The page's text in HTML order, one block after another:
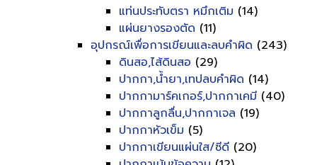
แท่นประทับตรา หมึกเติม (14)
แผ่นยางรองตัด (11)
อุปกรณ์เพื่อการเขียนและลบคำผิด (243)
ดินสอ,ไส้ดินสอ (29)
ปากกา,น้ำยา,เทปลบคำผิด (14)
ปากกามาร์คเกอร์,ปากกาเคมี (40)
ปากกาลูกลื่น,ปากกาเจล (19)
ปากกาหัวเข็ม (5)
ปากกาเขียนแผ่นใส/ซีดี (20)